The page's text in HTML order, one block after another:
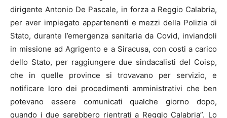
dirigente Antonio De Pascale, in forza a Reggio Calabria,
per aver impiegato appartenenti e mezzi della Polizia di
Stato, durante l’emergenza sanitaria da Covid, inviandoli
in missione ad Agrigento e a Siracusa, con costi a carico
dello Stato, per raggiungere due sindacalisti del Coisp,
che in quelle province si trovavano per servizio, e
notificare loro dei procedimenti amministrativi che ben
potevano essere comunicati qualche giorno dopo,
quando i due sarebbero rientrati a Reggio Calabria”. Lo